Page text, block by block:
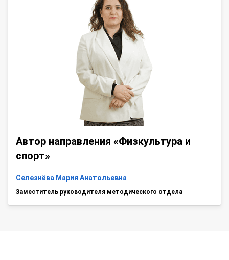
Автор направления «Физкультура и
спорт»
Селезнёва Мария Анатольевна
Заместитель руководителя методического отдела